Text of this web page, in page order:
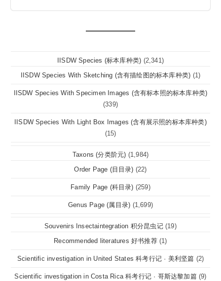
IISDW Species (标本库种类) (2,341)
IISDW Species With Sketching (含有描绘图的标本库种类) (1)
IISDW Species With Specimen Images (含有标本照的标本库种类)
(339)
IISDW Species With Light Box Images (含有展示照的标本库种类)
(15)
Taxons (分类阶元) (1,984)
Order Page (目目录) (22)
Family Page (科目录) (259)
Genus Page (属目录) (1,699)
Souvenirs Insectaintegration 积分昆虫记 (19)
Recommended literatures 好书推荐 (1)
Scientific investigation in United States 科考行记 · 美利坚篇 (2)
Scientific investigation in Costa Rica 科考行记 · 哥斯达黎加篇 (9)